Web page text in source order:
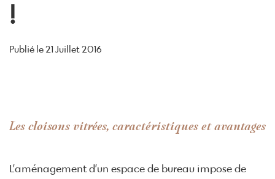
!
Publié le 21 Juillet 2016
Les cloisons vitrées, caractéristiques et avantages
L’aménagement d’un espace de bureau impose de